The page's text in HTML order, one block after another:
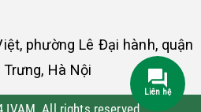
phường Lê Đại hành, quận
Trưng, Hà Nội
IVAM. All rights reserved
Liên hệ